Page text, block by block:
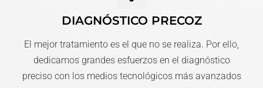
DIAGNÓSTICO PRECOZ
El mejor tratamiento es el que no se realiza. Por ello,
dedicamos grandes esfuerzos en el diagnóstico
preciso con los medios tecnológicos más avanzados